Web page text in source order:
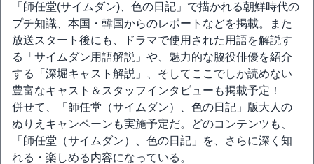
「師任堂(サイムダン)、色の日記」で描かれる朝鮮時代の
プチ知識、本国・韓国からのレポートなどを掲載。また
放送スタート後にも、ドラマで使用された用語を解説す
る「サイムダン用語解説」や、魅力的な脇役俳優を紹介
する「深堀キャスト解説」、そしてここでしか読めない
豊富なキャスト＆スタッフインタビューも掲載予定！
併せて、「師任堂（サイムダン）、色の日記」版大人の
ぬりえキャンペーンも実施予定だ。どのコンテンツも、
「師任堂（サイムダン）、色の日記」を、さらに深く知
れる・楽しめる内容になっている。